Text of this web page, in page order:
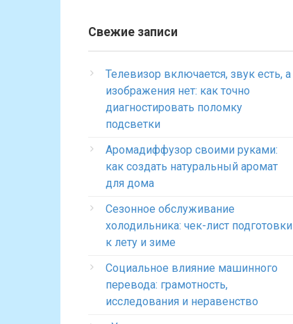
Свежие записи
Телевизор включается, звук есть, а
изображения нет: как точно
диагностировать поломку
подсветки
Аромадиффузор своими руками:
как создать натуральный аромат
для дома
Сезонное обслуживание
холодильника: чек-лист подготовки
к лету и зиме
Социальное влияние машинного
перевода: грамотность,
исследования и неравенство